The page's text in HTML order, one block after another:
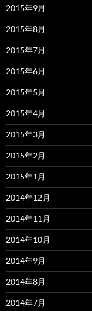
2015年9月
2015年8月
2015年7月
2015年6月
2015年5月
2015年4月
2015年3月
2015年2月
2015年1月
2014年12月
2014年11月
2014年10月
2014年9月
2014年8月
2014年7月